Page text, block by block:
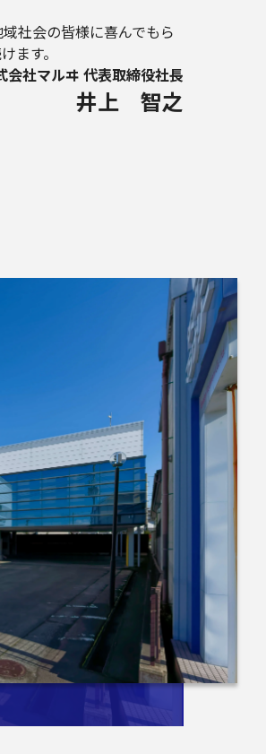
社会の皆様に喜んでもら
ます。
会社マルヰ 代表取締役社長
井上 智之